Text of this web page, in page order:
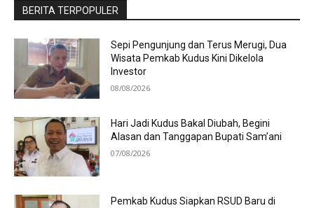
BERITA TERPOPULER
Sepi Pengunjung dan Terus Merugi, Dua
Wisata Pemkab Kudus Kini Dikelola
Investor
08/08/2026
Hari Jadi Kudus Bakal Diubah, Begini
Alasan dan Tanggapan Bupati Sam’ani
07/08/2026
Pemkab Kudus Siapkan RSUD Baru di